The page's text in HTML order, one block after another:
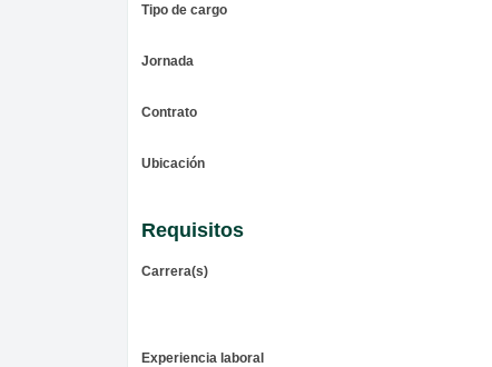
Tipo de cargo
Jornada
Contrato
Ubicación
Requisitos
Carrera(s)
Experiencia laboral